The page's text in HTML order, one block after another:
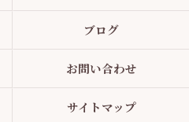
ブログ
お問い合わせ
サイトマップ